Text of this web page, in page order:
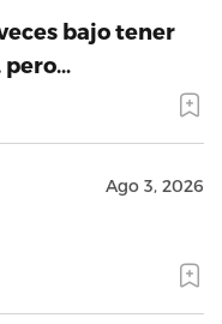
bajo tener
pero…
Ago 3, 2026